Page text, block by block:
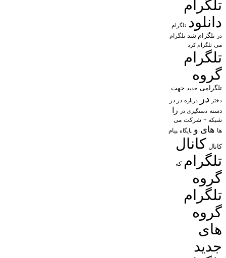
تلگرام
دانلود تلگرام
در تلگرام شد تلگرام
می تلگرام کرد
تلگرام
گروه
تلگرامی جدید جهت
دختر در درباره در در
دسته دستگیری در را
شبکه + شرکت می
ها های و پایگاه پیام
کانال کانال
تلگرام که
گروه
تلگرام
گروه
های
جدید